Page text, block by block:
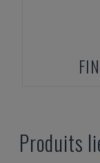
Produits